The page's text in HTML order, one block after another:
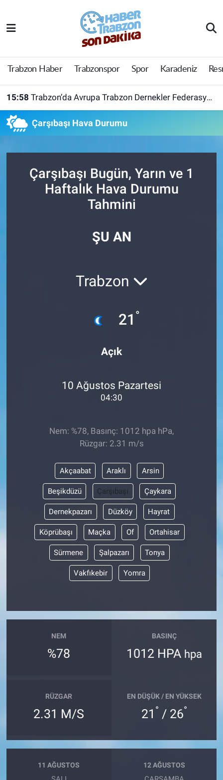
Trabzon Haber Trabzonspor Spor Karadeniz
15:58 Trabzon’da Avrupa Trabzon Dernekler Federasyonu açıldı
Çarşıbaşı Hava Durumu
Çarşıbaşı Bugün, Yarın ve 1
Haftalık Hava Durumu
Tahmini
ŞU AN
Trabzon
21 °
Açık
10 Ağustos Pazartesi
04:30
Nem: %78, Basınç: 1012 hpa hPa,
Rüzgar: 2.31 m/s
Akçaabat Araklı Arsin
Beşikdüzü Çarşıbaşı Çaykara
Dernekpazarı Düzköy Hayrat
Köprübaşı Maçka Of Ortahisar
Sürmene Şalpazarı Tonya
Vakfıkebir Yomra
NEM
%78
BASINÇ
1012 HPA hpa
RÜZGAR
2.31 M/S
EN DÜŞÜK / EN YÜKSEK
21 ° / 26°
11 AĞUSTOS 12 AĞUSTOS
Trabzon Haber
Trabzonspor
Perde Arkası
Trabzon Nöbetçi Eczaneler
Trabzon Hava Durumu
Tüm Manşetler
Son Dakika Haberleri